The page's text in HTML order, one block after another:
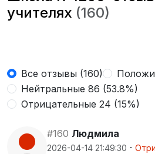
учителях (160)
Все отзывы (160)
Нейтральные 86 (53.8%)
Отрицательные 24 (15%)
#160 Людмила
2026-04-14 21:49:30 ·